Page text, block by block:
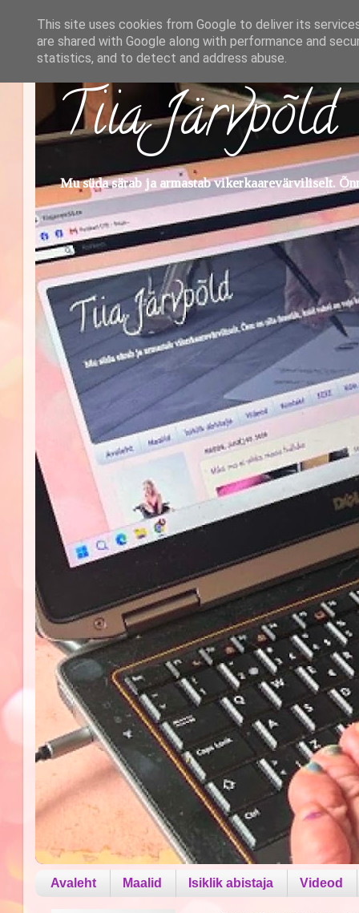
Tiia Järvpõld
Mu süda särab ja armastab vikerkaarevärviliselt.
Avaleht Maalid Isiklik abistaja Videod
This site uses cookies from Google to deliver its
are shared with Google along with performance and
statistics, and to detect and address abuse.